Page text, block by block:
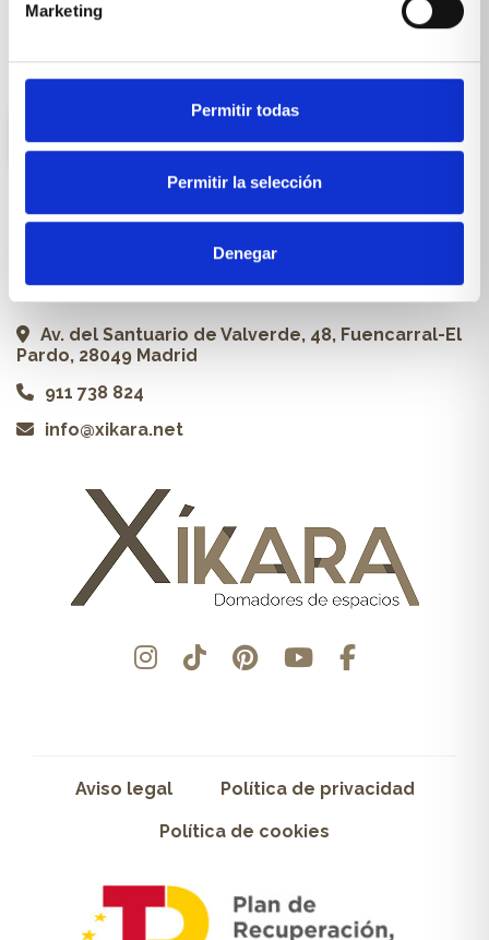
Marketing
Permitir todas
Permitir la selección
Denegar
Profesionales
Contacto
Xikara | Tienda de muebles
Av. del Santuario de Valverde, 48, Fuencarral-El
Pardo, 28049 Madrid
911 738 824
info@xikara.net
Aviso legal Política de privacidad
Política de cookies